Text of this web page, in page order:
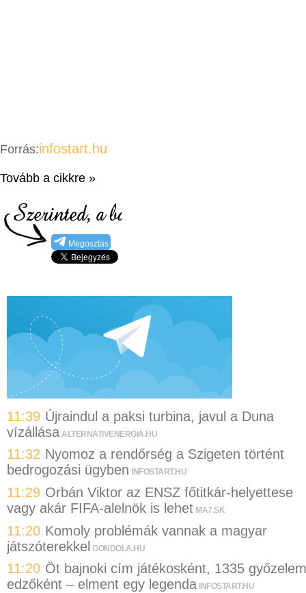
Forrás:infostart.hu
Tovább a cikkre »
Megosztás
11:39 Újraindul a paksi turbina, javul a Duna
vízállása ALTERNATIVENERGIA.HU
11:32 Nyomoz a rendőrség a Szigeten történt
bedrogozási ügyben
INFOSTART.HU
11:29 Orbán Viktor az ENSZ főtitkár-helyettese
vagy akár FIFA-alelnök is lehet MA7.SK
11:20 Komoly problémák vannak a magyar
játszóterekkel GONDOLA.HU
11:20 Öt bajnoki cím játékosként, 1335 győzelem
edzőként – elment egy legenda INFOSTART.HU